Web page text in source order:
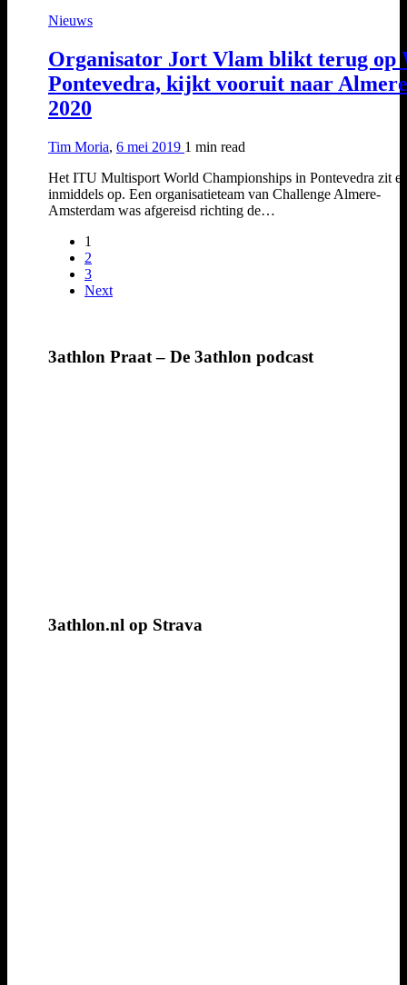
Nieuws
Organisator Jort Vlam blikt terug op
Pontevedra, kijkt vooruit naar Almere
2020
Tim Moria, 6 mei 2019 1 min read
Het ITU Multisport World Championships in Pontevedra zit er
inmiddels op. Een organisatieteam van Challenge Almere-
Amsterdam was afgereisd richting de…
1
2
3
Next
3athlon Praat – De 3athlon podcast
3athlon.nl op Strava